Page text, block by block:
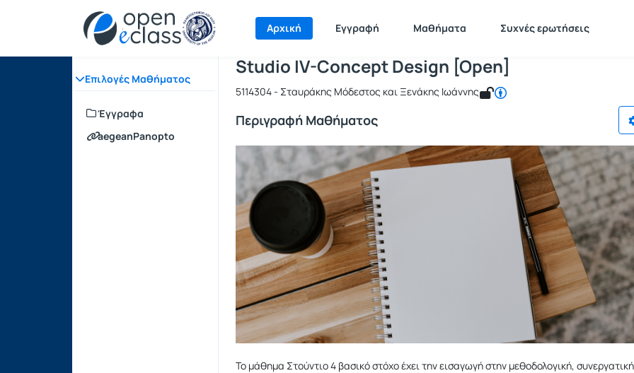
Αρχική Εγγραφή Μαθήματα Συχνές ερωτήσεις
Επιλογές Μαθήματος
Έγγραφα
aegeanPanopto
Αρχική Σελίδα Studio IV-Concept Design [Open]
Μάθημα : Studio IV-Concept Design [Open]
Κωδικός : 511275
Studio IV-Concept Design [Open]
5114304 - Σταυράκης Μόδεστος και Ξενάκης Ιωάννης
Περιγραφή Μαθήματος
Το μάθημα Στούντιο 4 βασικό στόχο έχει την εισαγωγή στην μεθοδολογική, συνεργατική